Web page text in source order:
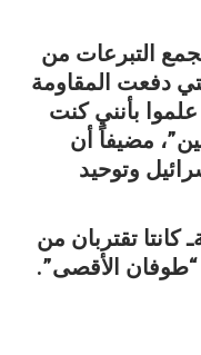
التبرعات من
دفعت المقاومة
بأنني كنت
مضيفاً أن
وتوحيد
كانتا تقتربان من
“طوفان الأقصى”.